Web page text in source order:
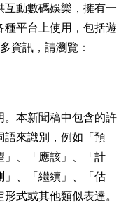
動數碼娛樂，擁有一
平台上使用，包括遊
資訊，請瀏覽：
。本新聞稿中包含的許
語來識別，例如「預
」、「應該」、「計
」、「繼續」、「估
式或其他類似表達。